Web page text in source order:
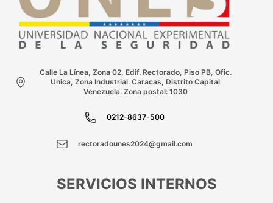
Calle La Línea, Zona 02, Edif. Rectorado, Piso PB, Ofic.
Unica, Zona Industrial. Caracas, Distrito Capital
Venezuela. Zona postal: 1030
0212-8637-500
rectoradounes2024@gmail.com
SERVICIOS INTERNOS